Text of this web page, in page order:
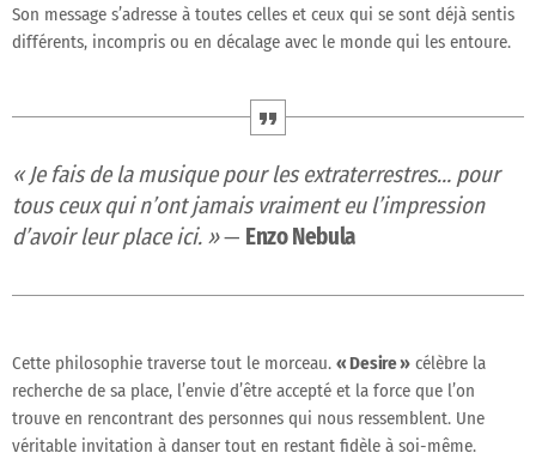
Son message s’adresse à toutes celles et ceux qui se sont déjà sentis
différents, incompris ou en décalage avec le monde qui les entoure.
« Je fais de la musique pour les extraterrestres… pour
tous ceux qui n’ont jamais vraiment eu l’impression
d’avoir leur place ici. »— Enzo Nebula
Cette philosophie traverse tout le morceau. « Desire » célèbre la
recherche de sa place, l’envie d’être accepté et la force que l’on
trouve en rencontrant des personnes qui nous ressemblent. Une
véritable invitation à danser tout en restant fidèle à soi-même.